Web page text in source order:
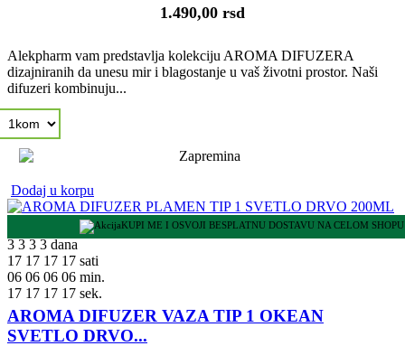
1.490,00 rsd
Alekpharm vam predstavlja kolekciju AROMA DIFUZERA
dizajniranih da unesu mir i blagostanje u vaš životni prostor. Naši
difuzeri kombinuju...
Dodaj u korpu
KUPI ME I OSVOJI BESPLATNU DOSTAVU NA CELOM SHOPU
3 3 3 3 dana
17 17 17 17 sati
06 06 06 06 min.
16 16 16 16 sek.
AROMA DIFUZER VAZA TIP 1 OKEAN
SVETLO DRVO...